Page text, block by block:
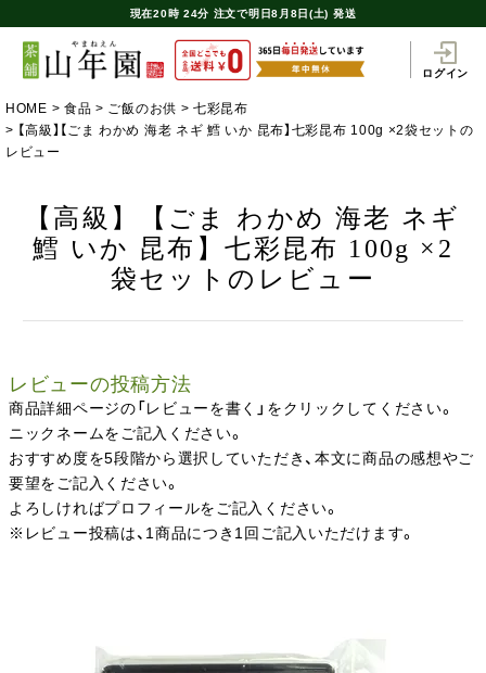
現在20時 24分 注文で明日8月8日(土) 発送
ログイン
HOME 食品 ご飯のお供
七彩昆布
【高級】【ごま わかめ 海老 ネギ 鱈 いか 昆布】七彩昆布 100g ×2袋セットの
レビュー
【高級】【ごま わかめ 海老 ネギ
鱈 いか 昆布】七彩昆布 100g ×2
袋セットのレビュー
レビューの投稿方法
商品詳細ページの「レビューを書く」をクリックしてください。
ニックネームをご記入ください。
おすすめ度を5段階から選択していただき、本文に商品の感想やご
要望をご記入ください。
よろしければプロフィールをご記入ください。
※レビュー投稿は、1商品につき1回ご記入いただけます。